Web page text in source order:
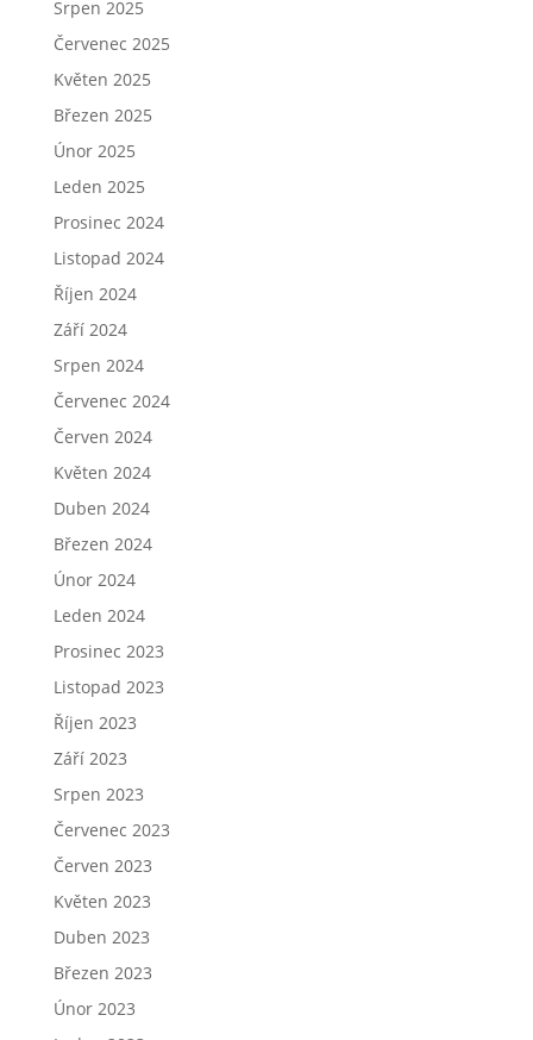
Srpen 2025
Červenec 2025
Květen 2025
Březen 2025
Únor 2025
Leden 2025
Prosinec 2024
Listopad 2024
Říjen 2024
Září 2024
Srpen 2024
Červenec 2024
Červen 2024
Květen 2024
Duben 2024
Březen 2024
Únor 2024
Leden 2024
Prosinec 2023
Listopad 2023
Říjen 2023
Září 2023
Srpen 2023
Červenec 2023
Červen 2023
Květen 2023
Duben 2023
Březen 2023
Únor 2023